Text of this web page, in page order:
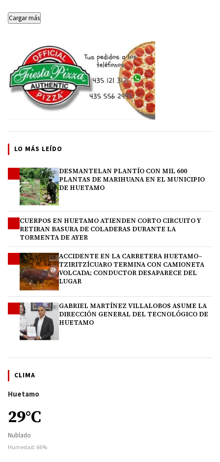
Cargar más
LO MÁS LEÍDO
DESMANTELAN PLANTÍO CON MIL 600
PLANTAS DE MARIHUANA EN EL MUNICIPIO
DE HUETAMO
CUERPOS EN HUETAMO ATIENDEN CORTO CIRCUITO Y
RETIRAN BASURA DE COLADERAS DURANTE LA
TORMENTA DE AYER
ACCIDENTE EN LA CARRETERA HUETAMO–
TZIRITZÍCUARO TERMINA CON CAMIONETA
VOLCADA; CONDUCTOR DESAPARECE DEL
LUGAR
GABRIEL MARTÍNEZ VILLALOBOS ASUME LA
DIRECCIÓN GENERAL DEL TECNOLÓGICO DE
HUETAMO
CLIMA
Huetamo
29°C
Nublado
Humedad: 66%